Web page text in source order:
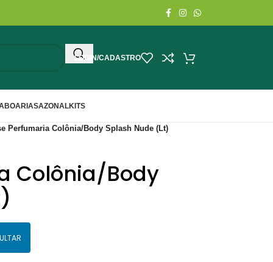
LOGIN/CADASTRO
SAZONALKITS
Perfumaria Colônia/Body Splash Nude (Lt)
Colônia/Body